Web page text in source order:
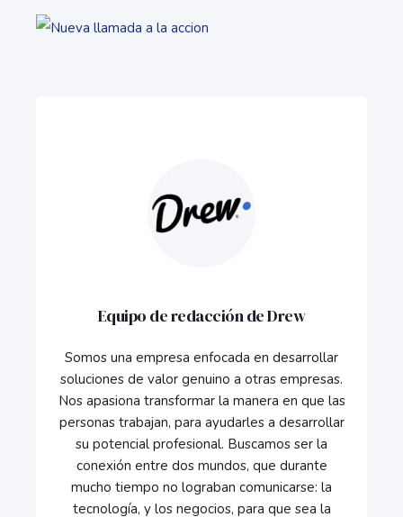
Equipo de redacción de Drew
Somos una empresa enfocada en desarrollar
soluciones de valor genuino a otras empresas.
Nos apasiona transformar la manera en que las
personas trabajan, para ayudarles a desarrollar
su potencial profesional. Buscamos ser la
conexión entre dos mundos, que durante
mucho tiempo no lograban comunicarse: la
tecnología, y los negocios, para que sea la